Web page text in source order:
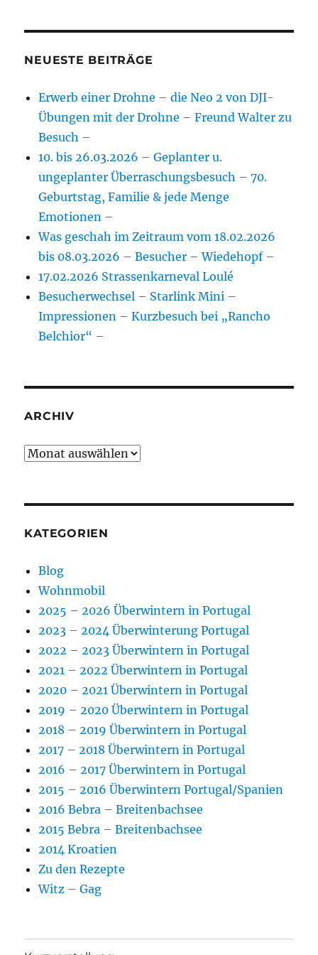
NEUESTE BEITRÄGE
Erwerb einer Drohne – die Neo 2 von DJI-
Übungen mit der Drohne – Freund Walter zu
Besuch –
10. bis 26.03.2026 – Geplanter u.
ungeplanter Überraschungsbesuch – 70.
Geburtstag, Familie & jede Menge
Emotionen –
Was geschah im Zeitraum vom 18.02.2026
bis 08.03.2026 – Besucher – Wiedehopf –
17.02.2026 Strassenkarneval Loulé
Besucherwechsel – Starlink Mini –
Impressionen – Kurzbesuch bei „Rancho
Belchior“ –
ARCHIV
Archiv
KATEGORIEN
Blog
Wohnmobil
2025 – 2026 Überwintern in Portugal
2023 – 2024 Überwinterung Portugal
2022 – 2023 Überwintern in Portugal
2021 – 2022 Überwintern in Portugal
2020 – 2021 Überwintern in Portugal
2019 – 2020 Überwintern in Portugal
2018 – 2019 Überwintern in Portugal
2017 – 2018 Überwintern in Portugal
2016 – 2017 Überwintern in Portugal
2015 – 2016 Überwintern Portugal/Spanien
2016 Bebra – Breitenbachsee
2015 Bebra – Breitenbachsee
2014 Kroatien
Zu den Rezepte
Witz – Gag